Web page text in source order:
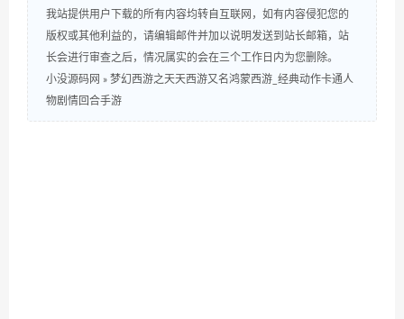
我站提供用户下载的所有内容均转自互联网，如有内容侵犯您的
版权或其他利益的，请编辑邮件并加以说明发送到站长邮箱，站
长会进行审查之后，情况属实的会在三个工作日内为您删除。
小没源码网 » 梦幻西游之天天西游又名鸿蒙西游_经典动作卡通人
物剧情回合手游